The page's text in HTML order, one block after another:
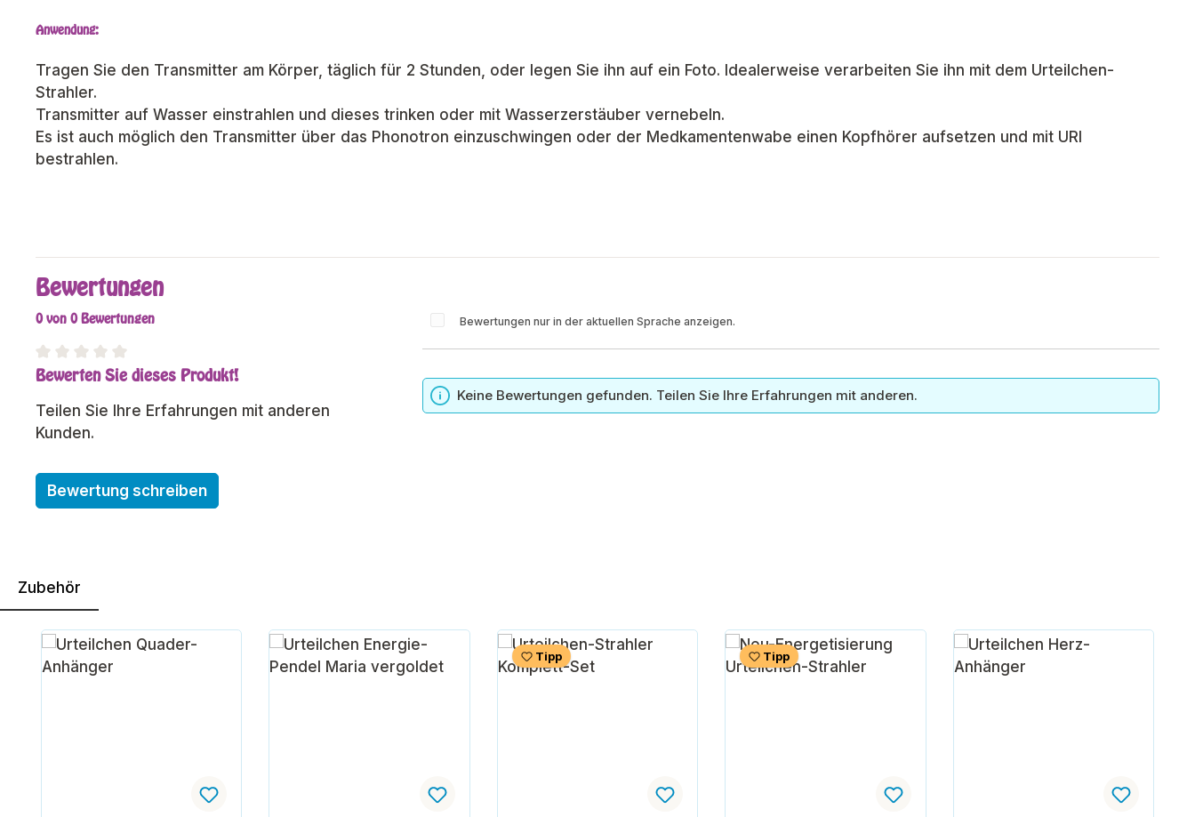
Anwendung:
Tragen Sie den Transmitter am Körper, täglich für 2 Stunden, oder legen Sie ihn auf ein Foto. Idealerweise verarbeiten Sie ihn mit dem Urteilchen-
Strahler.
Transmitter auf Wasser einstrahlen und dieses trinken oder mit Wasserzerstäuber vernebeln.
Es ist auch möglich den Transmitter über das Phonotron einzuschwingen oder der Medkamentenwabe einen Kopfhörer aufsetzen und mit URI
bestrahlen.
Bewertungen
0 von 0 Bewertungen
Durchschnittliche Bewertung von 0 von 5 Sternen
Bewerten Sie dieses Produkt!
Teilen Sie Ihre Erfahrungen mit anderen
Kunden.
Bewertung schreiben
Bewertungen nur in der aktuellen Sprache anzeigen.
Keine Bewertungen gefunden. Teilen Sie Ihre Erfahrungen mit anderen.
Zubehör
Produktgalerie überspringen
Tipp Tipp